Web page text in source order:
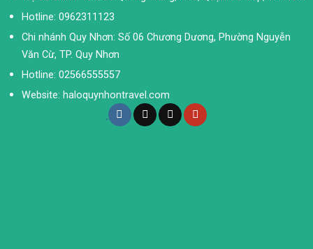
Hotline: 0962311123
Chi nhánh Quy Nhơn: Số 06 Chương Dương, Phường Nguyễn
Văn Cừ, TP. Quy Nhơn
Hotline: 02566555557
Website: haloquynhontravel.com